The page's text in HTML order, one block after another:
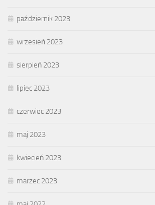
październik 2023
wrzesień 2023
sierpień 2023
lipiec 2023
czerwiec 2023
maj 2023
kwiecień 2023
marzec 2023